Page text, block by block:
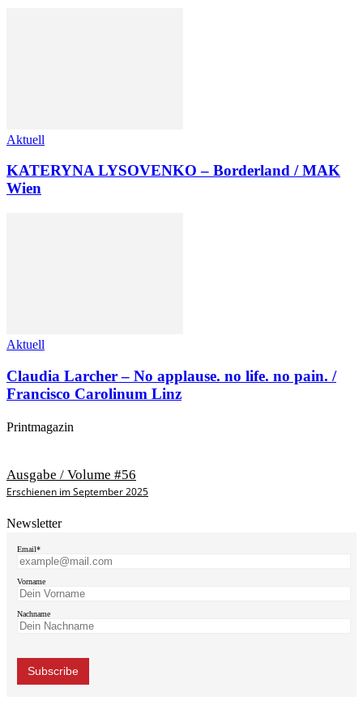
Aktuell
KATERYNA LYSOVENKO – Borderland / MAK
Wien
Aktuell
Claudia Larcher – No applause. no life. no pain. /
Francisco Carolinum Linz
Printmagazin
Ausgabe / Volume #56
Erschienen im September 2025
Newsletter
Email*
Vorname
Nachname